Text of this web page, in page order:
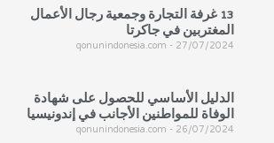
13 غرفة التجارة وجمعية رجال الأعمال
المغتربين في جاكرتا
qonunindonesia.com 27/07/2024
الدليل الأساسي للحصول على شهادة
الوفاة للمواطنين الأجانب في إندونيسيا
qonunindonesia.com 26/07/2024